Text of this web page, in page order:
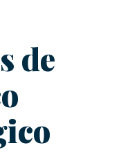
de